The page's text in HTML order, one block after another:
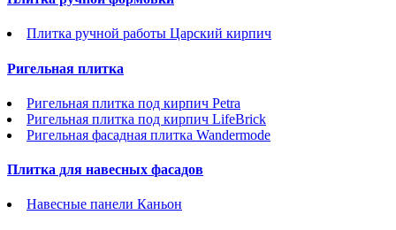
Плитка ручной работы Царский кирпич
Ригельная плитка
Ригельная плитка под кирпич Petra
Ригельная плитка под кирпич LifeBrick
Ригельная фасадная плитка Wandermode
Плитка для навесных фасадов
Навесные панели Каньон